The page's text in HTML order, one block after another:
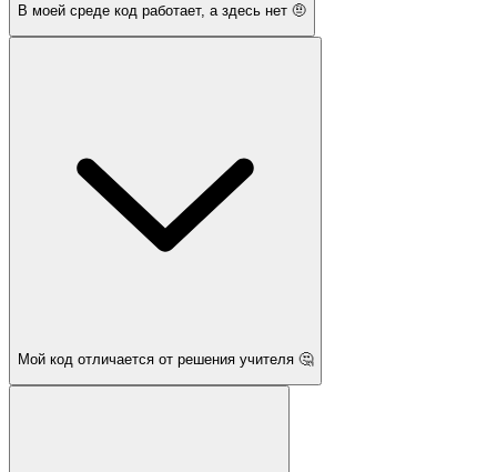
В моей среде код работает, а здесь нет 🤨
Мой код отличается от решения учителя 🤔